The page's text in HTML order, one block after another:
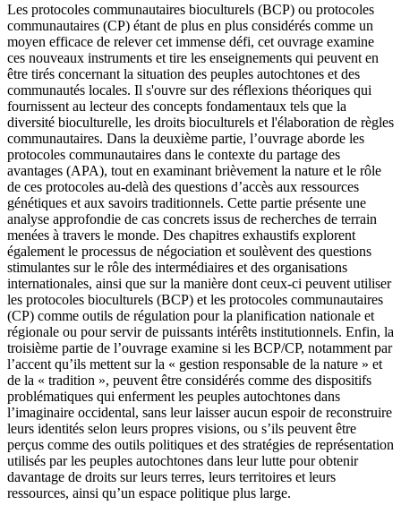
Les protocoles communautaires bioculturels (BCP) ou protocoles
communautaires (CP) étant de plus en plus considérés comme un
moyen efficace de relever cet immense défi, cet ouvrage examine
ces nouveaux instruments et tire les enseignements qui peuvent en
être tirés concernant la situation des peuples autochtones et des
communautés locales. Il s'ouvre sur des réflexions théoriques qui
fournissent au lecteur des concepts fondamentaux tels que la
diversité bioculturelle, les droits bioculturels et l'élaboration de règles
communautaires. Dans la deuxième partie, l’ouvrage aborde les
protocoles communautaires dans le contexte du partage des
avantages (APA), tout en examinant brièvement la nature et le rôle
de ces protocoles au-delà des questions d’accès aux ressources
génétiques et aux savoirs traditionnels. Cette partie présente une
analyse approfondie de cas concrets issus de recherches de terrain
menées à travers le monde. Des chapitres exhaustifs explorent
également le processus de négociation et soulèvent des questions
stimulantes sur le rôle des intermédiaires et des organisations
internationales, ainsi que sur la manière dont ceux-ci peuvent utiliser
les protocoles bioculturels (BCP) et les protocoles communautaires
(CP) comme outils de régulation pour la planification nationale et
régionale ou pour servir de puissants intérêts institutionnels. Enfin, la
troisième partie de l’ouvrage examine si les BCP/CP, notamment par
l’accent qu’ils mettent sur la « gestion responsable de la nature » et
de la « tradition », peuvent être considérés comme des dispositifs
problématiques qui enferment les peuples autochtones dans
l’imaginaire occidental, sans leur laisser aucun espoir de reconstruire
leurs identités selon leurs propres visions, ou s’ils peuvent être
perçus comme des outils politiques et des stratégies de représentation
utilisés par les peuples autochtones dans leur lutte pour obtenir
davantage de droits sur leurs terres, leurs territoires et leurs
ressources, ainsi qu’un espace politique plus large.